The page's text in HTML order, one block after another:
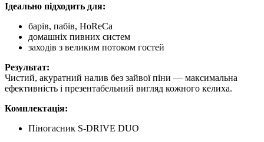
Ідеально підходить для:
барів, пабів, HoReCa
домашніх пивних систем
заходів з великим потоком гостей
Результат:
Чистий, акуратний налив без зайвої піни — максимальна
ефективність і презентабельний вигляд кожного келиха.
Комплектація:
Піногасник S-DRIVE DUO